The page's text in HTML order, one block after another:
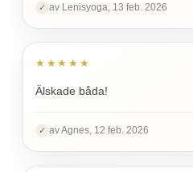
✓ av Lenisyoga, 13 feb. 2026
★★★★★
Älskade båda!
✓ av Agnes, 12 feb. 2026